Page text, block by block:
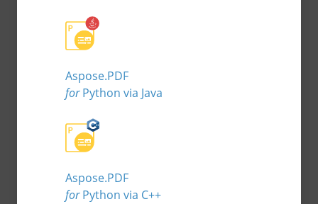
Aspose.PDF
forPython via Java
Aspose.PDF
forPython via C++